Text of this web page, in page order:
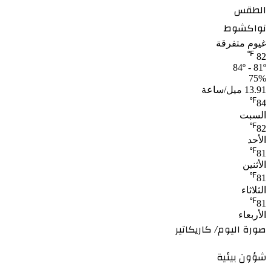
الطقس
نواكشوط
غيوم متفرقة
82
℉
84º - 81º
75%
13.91 ميل/ساعة
84
℉
السبت
82
℉
الأحد
81
℉
الأثنين
81
℉
الثلاثاء
81
℉
الأربعاء
صورة اليوم/ كاريكاتير
شؤون بيئية